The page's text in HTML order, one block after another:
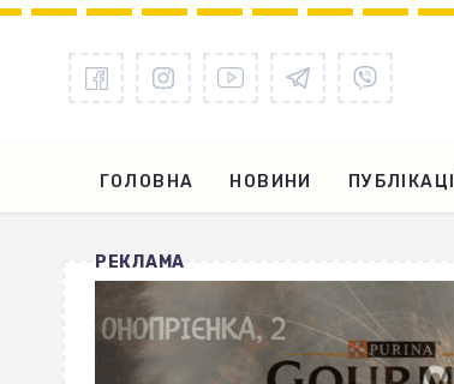
ГОЛОВНА НОВИНИ ПУБЛІКАЦІЇ
РЕКЛАМА